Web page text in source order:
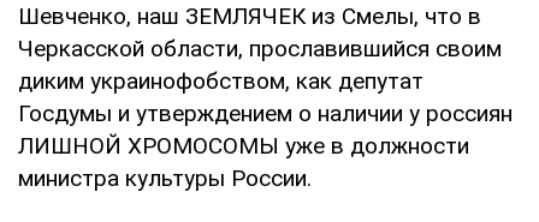
Шевченко, наш ЗЕМЛЯЧЕК из Смелы, что в
Черкасской области, прославившийся своим
диким украинофобством, как депутат
Госдумы и утверждением о наличии у россиян
ЛИШНОЙ ХРОМОСОМЫ уже в должности
министра культуры России.